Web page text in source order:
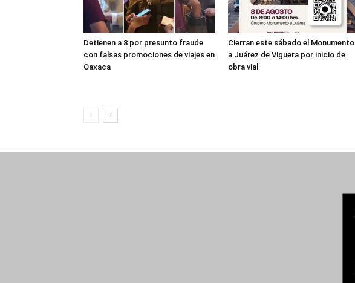
Detienen a 8 por presunto fraude
con falsas promociones de viajes en
Oaxaca
Cierran este sábado el Monumento
a Juárez de Viguera por inicio de
obra vial